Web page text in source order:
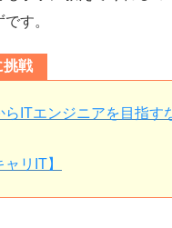
す。
挑戦
らITエンジニアを目指す
ャリIT】